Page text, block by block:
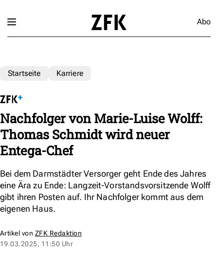
Abo
Startseite Karriere
Nachfolger von Marie-Luise Wolff:
Thomas Schmidt wird neuer
Entega-Chef
Bei dem Darmstädter Versorger geht Ende des Jahres
eine Ära zu Ende: Langzeit-Vorstandsvorsitzende Wolff
gibt ihren Posten auf. Ihr Nachfolger kommt aus dem
eigenen Haus.
Artikel von ZFK Redaktion
19.03.2025, 11:50 Uhr